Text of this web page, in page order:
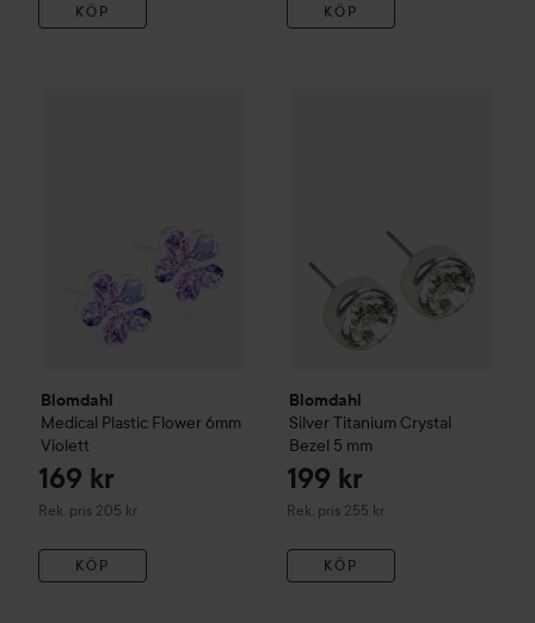
KÖP KÖP
Blomdahl
Medical Plastic Flower 6mm
Violett
169 kr
Rek. pris 205 kr
Rekommenderat pris 205 kr
KÖP
Blomdahl
Silver Titanium Crystal
Bezel 5 mm
199 kr
Rek. pris 255 kr
Rekommenderat pris 255 kr
KÖP